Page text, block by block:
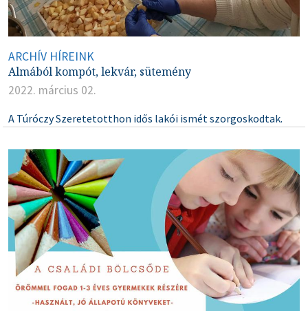
ARCHÍV HÍREINK
Almából kompót, lekvár, sütemény
2022. március 02.
A Túróczy Szeretetotthon idős lakói ismét szorgoskodtak.